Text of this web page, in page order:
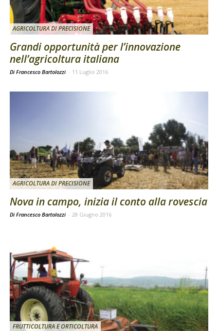
AGRICOLTURA DI PRECISIONE
Grandi opportunità per l’innovazione
nell’agricoltura italiana
Di Francesco Bartolozzi - 11 Luglio 2016
AGRICOLTURA DI PRECISIONE
Nova in campo, inizia il conto alla rovescia
Di Francesco Bartolozzi - 28 Giugno 2016
FRUTTICOLTURA E ORTICOLTURA